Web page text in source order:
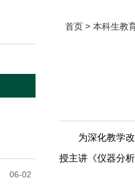
06-02
首页 > 本科生教
为深化教学
授主讲《仪器分